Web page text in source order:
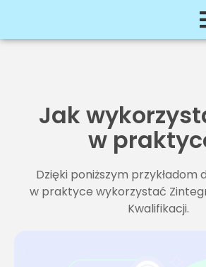
Jak
w
Dzięki poniższym przykładom
w praktyce wykorzystać
Kwalifikacji.